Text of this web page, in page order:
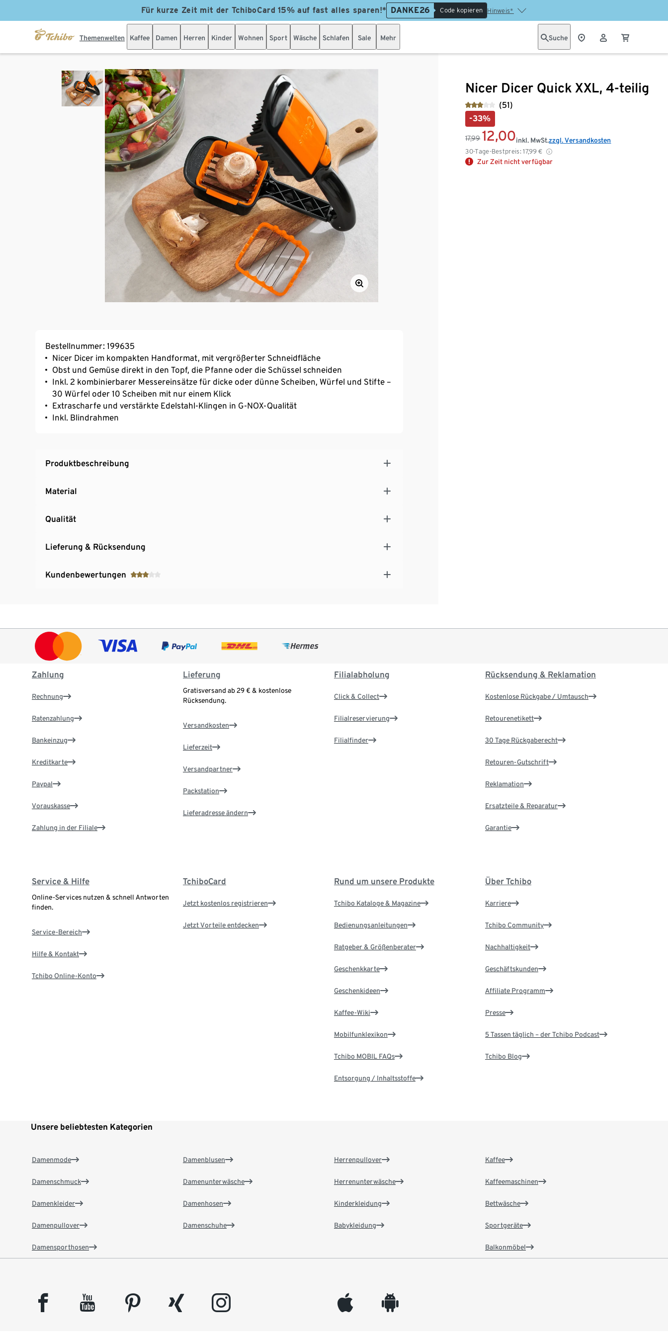
Für kurze Zeit mit der TchiboCard 15% auf fast alles sparen!* DANKE26 Code kopieren Hinweis*
Themenwelten Kaffee Damen Herren Kinder Wohnen Sport Wäsche Schlafen Sale Mehr Suche
Nicer Dicer Quick XXL, 4-teilig
(51)
-33%
17,99 12,00
30-Tage-Bestpreis: 17,99 €
inkl. MwSt.zzgl. Versandkosten
Zur Zeit nicht verfügbar
Bestellnummer: 199635
Nicer Dicer im kompakten Handformat, mit vergrößerter Schneidfläche
Obst und Gemüse direkt in den Topf, die Pfanne oder die Schüssel schneiden
Inkl. 2 kombinierbarer Messereinsätze für dicke oder dünne Scheiben, Würfel und Stifte –
30 Würfel oder 10 Scheiben mit nur einem Klick
Extrascharfe und verstärkte Edelstahl-Klingen in G-NOX-Qualität
Inkl. Blindrahmen
Produktbeschreibung
Material
Qualität
Lieferung & Rücksendung
Kundenbewertungen
Zahlung
Rechnung
Ratenzahlung
Bankeinzug
Kreditkarte
Paypal
Vorauskasse
Zahlung in der Filiale
Lieferung
Gratisversand ab 29 € & kostenlose
Rücksendung.
Versandkosten
Lieferzeit
Versandpartner
Packstation
Lieferadresse ändern
Filialabholung
Click & Collect
Filialreservierung
Filialfinder
Rücksendung & Reklamation
Kostenlose Rückgabe / Umtausch
Retourenetikett
30 Tage Rückgaberecht
Retouren-Gutschrift
Reklamation
Ersatzteile & Reparatur
Garantie
Service & Hilfe
Online-Services nutzen & schnell Antworten
finden.
Service-Bereich
Hilfe & Kontakt
Tchibo Online-Konto
TchiboCard
Jetzt kostenlos registrieren
Jetzt Vorteile entdecken
Rund um unsere Produkte
Tchibo Kataloge & Magazine
Bedienungsanleitungen
Ratgeber & Größenberater
Geschenkkarte
Geschenkideen
Kaffee-Wiki
Mobilfunklexikon
Tchibo MOBIL FAQs
Entsorgung / Inhaltsstoffe
Über Tchibo
Karriere
Tchibo Community
Nachhaltigkeit
Geschäftskunden
Affiliate Programm
Presse
5 Tassen täglich – der Tchibo Podcast
Tchibo Blog
Unsere beliebtesten Kategorien
Damenmode
Damenschmuck
Damenkleider
Damenpullover
Damensporthosen
Damenblusen
Damenunterwäsche
Damenhosen
Damenschuhe
Herrenpullover
Herrenunterwäsche
Kinderkleidung
Babykleidung
Kaffee
Kaffeemaschinen
Bettwäsche
Sportgeräte
Balkonmöbel
facebook youtube pinterest xing instagram appleinc android